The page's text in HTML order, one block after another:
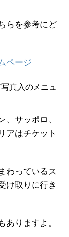
らを参考にど
ページ
真入のメニュ
、サッポロ、
アはチケット
わっているス
け取りに行き
ありますよ。